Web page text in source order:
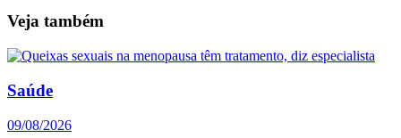
Veja também
Saúde
09/08/2026